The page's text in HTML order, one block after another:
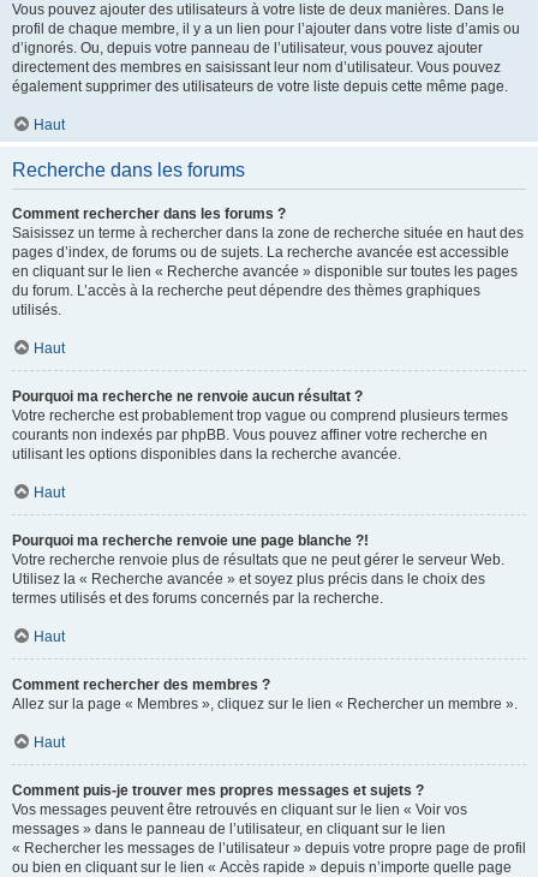
Vous pouvez ajouter des utilisateurs à votre liste de deux manières. Dans le
profil de chaque membre, il y a un lien pour l’ajouter dans votre liste d’amis ou
d’ignorés. Ou, depuis votre panneau de l’utilisateur, vous pouvez ajouter
directement des membres en saisissant leur nom d’utilisateur. Vous pouvez
également supprimer des utilisateurs de votre liste depuis cette même page.
Haut
Recherche dans les forums
Comment rechercher dans les forums ?
Saisissez un terme à rechercher dans la zone de recherche située en haut des
pages d’index, de forums ou de sujets. La recherche avancée est accessible
en cliquant sur le lien « Recherche avancée » disponible sur toutes les pages
du forum. L’accès à la recherche peut dépendre des thèmes graphiques
utilisés.
Haut
Pourquoi ma recherche ne renvoie aucun résultat ?
Votre recherche est probablement trop vague ou comprend plusieurs termes
courants non indexés par phpBB. Vous pouvez affiner votre recherche en
utilisant les options disponibles dans la recherche avancée.
Haut
Pourquoi ma recherche renvoie une page blanche ?!
Votre recherche renvoie plus de résultats que ne peut gérer le serveur Web.
Utilisez la « Recherche avancée » et soyez plus précis dans le choix des
termes utilisés et des forums concernés par la recherche.
Haut
Comment rechercher des membres ?
Allez sur la page « Membres », cliquez sur le lien « Rechercher un membre ».
Haut
Comment puis-je trouver mes propres messages et sujets ?
Vos messages peuvent être retrouvés en cliquant sur le lien « Voir vos
messages » dans le panneau de l’utilisateur, en cliquant sur le lien
« Rechercher les messages de l’utilisateur » depuis votre propre page de profil
ou bien en cliquant sur le lien « Accès rapide » depuis n’importe quelle page